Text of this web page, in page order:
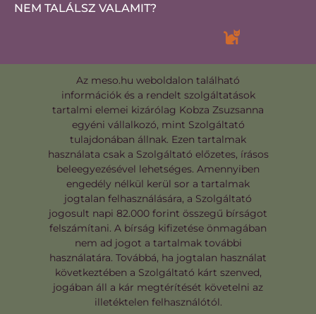
NEM TALÁLSZ VALAMIT?
Az meso.hu weboldalon található
információk és a rendelt szolgáltatások
tartalmi elemei kizárólag Kobza Zsuzsanna
egyéni vállalkozó, mint Szolgáltató
tulajdonában állnak. Ezen tartalmak
használata csak a Szolgáltató előzetes, írásos
beleegyezésével lehetséges. Amennyiben
engedély nélkül kerül sor a tartalmak
jogtalan felhasználására, a Szolgáltató
jogosult napi 82.000 forint összegű bírságot
felszámítani. A bírság kifizetése önmagában
nem ad jogot a tartalmak további
használatára. Továbbá, ha jogtalan használat
következtében a Szolgáltató kárt szenved,
jogában áll a kár megtérítését követelni az
illetéktelen felhasználótól.